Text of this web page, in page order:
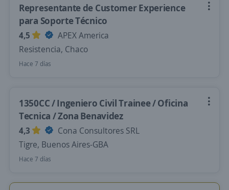
Representante de Customer Experience
para Soporte Técnico
4,5
APEX America
Resistencia, Chaco
Hace 7 días
1350CC / Ingeniero Civil Trainee / Oficina
Tecnica / Zona Benavidez
4,3
Cona Consultores SRL
Tigre, Buenos Aires-GBA
Hace 7 días